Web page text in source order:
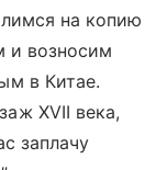
на копию
и возносим
в Китае.
XVII века,
заплачу